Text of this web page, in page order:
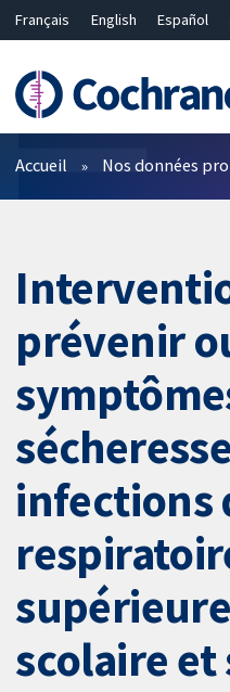
Français English Español
Bahasa Malaysia
ไทย
繁體
简体中文
Filtres
Accueil Nos données
prévenir
infections
scolaire et